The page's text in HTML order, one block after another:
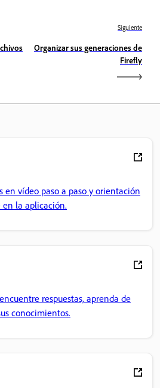
Siguiente
Organizar sus generaciones de
Firefly
en vídeo paso a paso y orientación
la aplicación.
respuestas, aprenda de
conocimientos.